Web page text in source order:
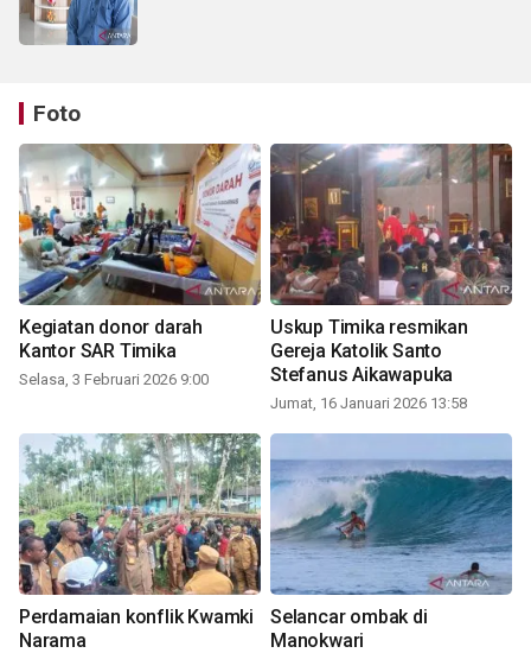
Foto
Kegiatan donor darah
Kantor SAR Timika
Selasa, 3 Februari 2026 9:00
Uskup Timika resmikan
Gereja Katolik Santo
Stefanus Aikawapuka
Jumat, 16 Januari 2026 13:58
Perdamaian konflik Kwamki
Narama
Selancar ombak di
Manokwari